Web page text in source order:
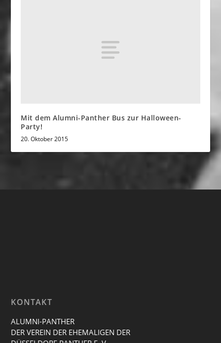
Mit dem Alumni-Panther Bus zur Halloween-
Party!
20. Oktober 2015
KONTAKT
ALUMNI-PANTHER
DER VEREIN DER EHEMALIGEN DER